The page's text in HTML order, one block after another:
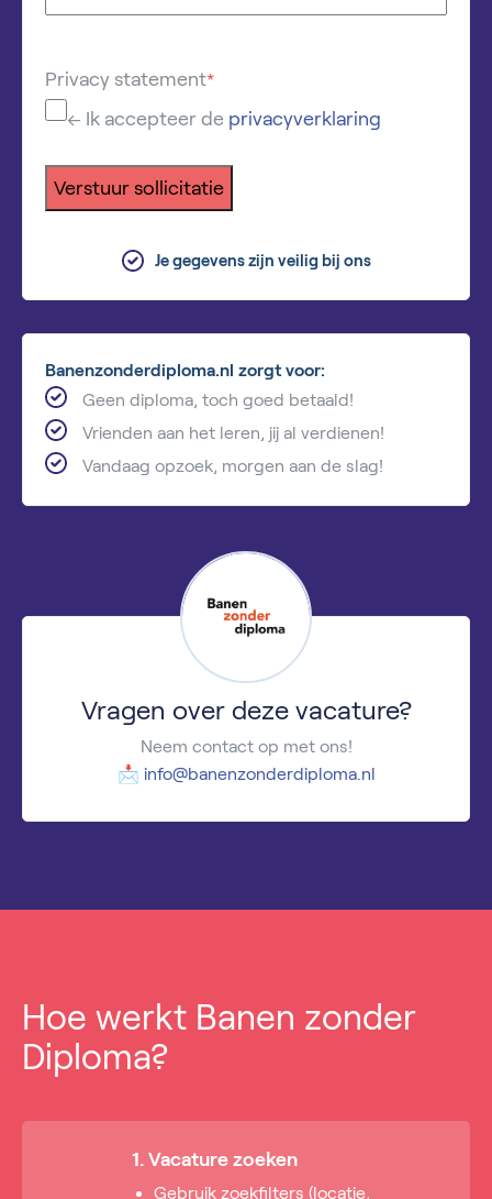
Privacy statement*
← Ik accepteer de privacyverklaring
Verstuur sollicitatie
Je gegevens zijn veilig bij ons
Banenzonderdiploma.nl zorgt voor:
Geen diploma, toch goed betaald!
Vrienden aan het leren, jij al verdienen!
Vandaag opzoek, morgen aan de slag!
Vragen over deze vacature?
Neem contact op met ons!
📩 info@banenzonderdiploma.nl
Hoe werkt Banen zonder
Diploma?
1. Vacature zoeken
Gebruik zoekfilters (locatie,